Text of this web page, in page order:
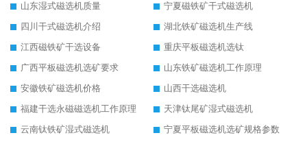
山东湿式磁选机质量
宁夏磁铁矿干式磁选机
四川干式磁选机介绍
湖北铁矿磁选机生产线
江西磁铁矿干选设备
重庆平板磁选机选钛
广西平板磁选机选矿要求
山东铁矿磁选机工作原理
安徽铁矿磁选机价格
山西干选磁选机
福建干选永磁磁选机工作原理
天津钛尾矿湿式磁选机
云南钛铁矿湿式磁选机
宁夏平板磁选机选矿规格参数